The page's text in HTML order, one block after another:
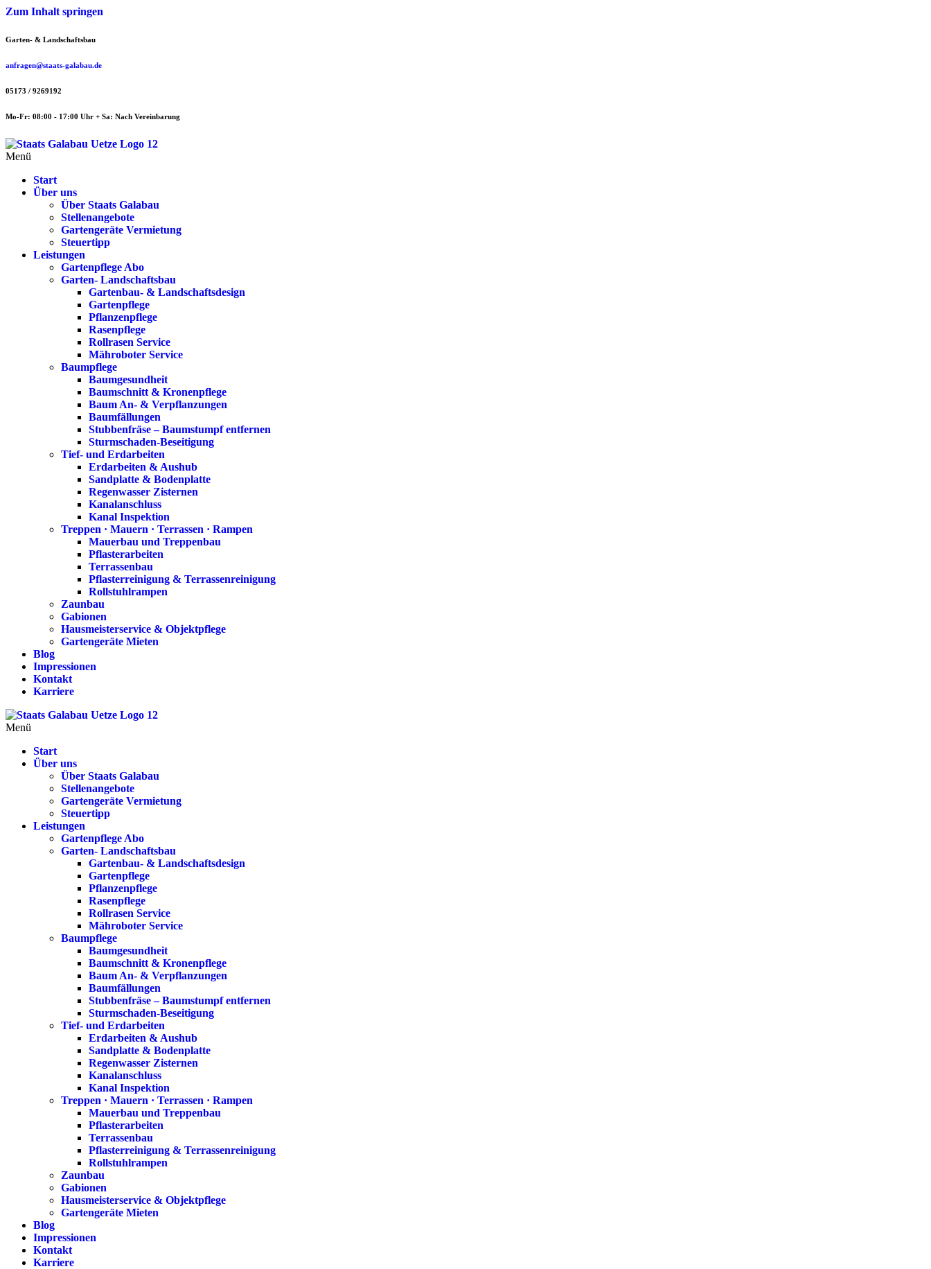
Zum Inhalt springen
Garten- & Landschaftsbau
anfragen@staats-galabau.de
05173 / 9269192
Mo-Fr: 08:00 - 17:00 Uhr + Sa: Nach Vereinbarung
Menü
Start
Über uns
Über Staats Galabau
Stellenangebote
Gartengeräte Vermietung
Steuertipp
Leistungen
Gartenpflege Abo
Garten- Landschaftsbau
Gartenbau- & Landschaftsdesign
Gartenpflege
Pflanzenpflege
Rasenpflege
Rollrasen Service
Mähroboter Service
Baumpflege
Baumgesundheit
Baumschnitt & Kronenpflege
Baum An- & Verpflanzungen
Baumfällungen
Stubbenfräse – Baumstumpf entfernen
Sturmschaden-Beseitigung
Tief- und Erdarbeiten
Erdarbeiten & Aushub
Sandplatte & Bodenplatte
Regenwasser Zisternen
Kanalanschluss
Kanal Inspektion
Treppen · Mauern · Terrassen · Rampen
Mauerbau und Treppenbau
Pflasterarbeiten
Terrassenbau
Pflasterreinigung & Terrassenreinigung
Rollstuhlrampen
Zaunbau
Gabionen
Hausmeisterservice & Objektpflege
Gartengeräte Mieten
Blog
Impressionen
Kontakt
Karriere
Menü
Start
Über uns
Über Staats Galabau
Stellenangebote
Gartengeräte Vermietung
Steuertipp
Leistungen
Gartenpflege Abo
Garten- Landschaftsbau
Gartenbau- & Landschaftsdesign
Gartenpflege
Pflanzenpflege
Rasenpflege
Rollrasen Service
Mähroboter Service
Baumpflege
Baumgesundheit
Baumschnitt & Kronenpflege
Baum An- & Verpflanzungen
Baumfällungen
Stubbenfräse – Baumstumpf entfernen
Sturmschaden-Beseitigung
Tief- und Erdarbeiten
Erdarbeiten & Aushub
Sandplatte & Bodenplatte
Regenwasser Zisternen
Kanalanschluss
Kanal Inspektion
Treppen · Mauern · Terrassen · Rampen
Mauerbau und Treppenbau
Pflasterarbeiten
Terrassenbau
Pflasterreinigung & Terrassenreinigung
Rollstuhlrampen
Zaunbau
Gabionen
Hausmeisterservice & Objektpflege
Gartengeräte Mieten
Blog
Impressionen
Kontakt
Karriere